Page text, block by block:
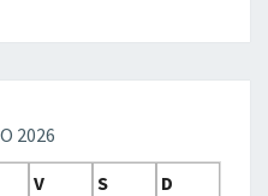
2026
V S
D